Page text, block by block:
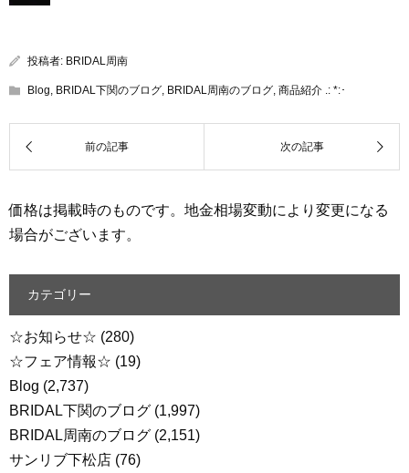
投稿者: BRIDAL周南
Blog, BRIDAL下関のブログ, BRIDAL周南のブログ, 商品紹介 .: *:･
価格は掲載時のものです。地金相場変動により変更になる
場合がございます。
カテゴリー
☆お知らせ☆ (280)
☆フェア情報☆ (19)
Blog (2,737)
BRIDAL下関のブログ (1,997)
BRIDAL周南のブログ (2,151)
サンリブ下松店 (76)